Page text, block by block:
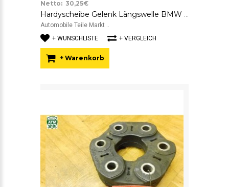
Netto: 30,25€
Hardyscheibe Gelenk Längswelle BMW 7522027 SGF GAB01-023
Automobile Teile Markt ..
+ WUNSCHLISTE
+ VERGLEICH
+ Warenkorb